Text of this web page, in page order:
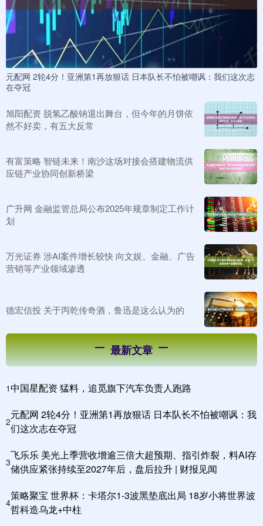
元配网 2轮4分！亚洲第1再放狠话 日本队长不怕被嘲讽：我们这次志
在夺冠
旭阳配资 脱氢乙酸钠退出舞台，但今年的月饼依
然不好卖，有五大反常
有富策略 智链未来！南沙这场对接会搭建物流供
应链产业协同创新桥梁
广升网 金融监管总局公布2025年规章制定工作计
划
万光证券 涉AI案件增长较快 向文娱、金融、广告
营销等产业领域渗透
德宏信投 关于丙乾传奇酒，鲁迅是这么认为的
最新文章
1中国星配资 猛料，追觅旗下汽车负责人跑路
2
元配网 2轮4分！亚洲第1再放狠话 日本队长不怕被嘲讽：我
们这次志在夺冠
3
飞乐乐 美光上季营收增逾三倍大超预期、指引炸裂，料AI存
储供应紧张持续至2027年后，盘后拉升 | 财报见闻
4
策略聚宝 世界杯：卡塔尔1-3波黑垫底出局 18岁小将世界波
哲科造乌龙+中柱